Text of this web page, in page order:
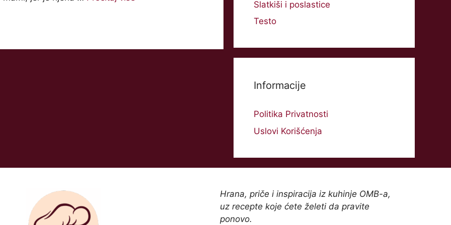
Slatkiši i poslastice
Testo
Informacije
Politika Privatnosti
Uslovi Korišćenja
Hrana, priče i inspiracija iz kuhinje OMB-a,
uz recepte koje ćete želeti da pravite
ponovo.